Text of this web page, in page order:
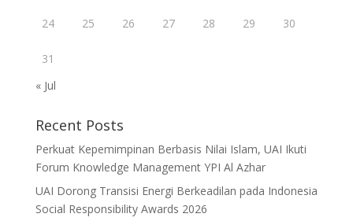
24 25 26 27 28 29 30
31
« Jul
Recent Posts
Perkuat Kepemimpinan Berbasis Nilai Islam, UAI Ikuti
Forum Knowledge Management YPI Al Azhar
UAI Dorong Transisi Energi Berkeadilan pada Indonesia
Social Responsibility Awards 2026